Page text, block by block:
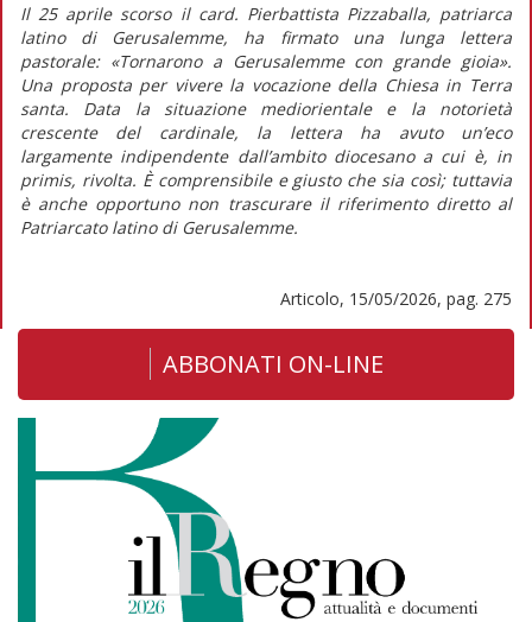
Il 25 aprile scorso il card. Pierbattista Pizzaballa, patriarca
latino di Gerusalemme, ha firmato una lunga lettera
pastorale: «Tornarono a Gerusalemme con grande gioia».
Una proposta per vivere la vocazione della Chiesa in Terra
santa. Data la situazione mediorientale e la notorietà
crescente del cardinale, la lettera ha avuto un’eco
largamente indipendente dall’ambito diocesano a cui è, in
primis, rivolta. È comprensibile e giusto che sia così; tuttavia
è anche opportuno non trascurare il riferimento diretto al
Patriarcato latino di Gerusalemme.
Articolo, 15/05/2026, pag. 275
ABBONATI ON-LINE